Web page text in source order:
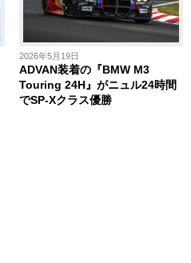
2026年5月19日
ADVAN装着の『BMW M3
Touring 24H』がニュル24時間
でSP-Xクラス優勝